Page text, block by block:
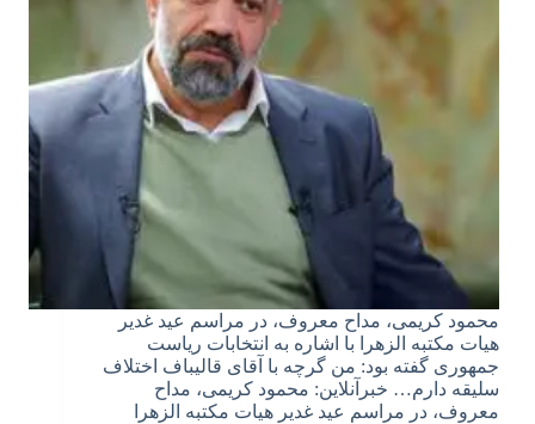
محمود کریمی، مداح معروف، در مراسم عید غدیر
هیات مکتبه الزهرا با اشاره به انتخابات ریاست
جمهوری گفته بود: من گرچه با آقای قالیباف اختلاف
سلیقه دارم… خبرآنلاین: محمود کریمی، مداح
معروف، در مراسم عید غدیر هیات مکتبه الزهرا